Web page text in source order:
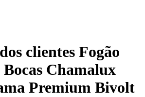
clientes Fogão
Chamalux
Premium Bivolt